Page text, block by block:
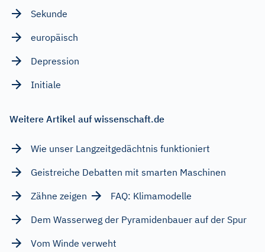
Sekunde
europäisch
Depression
Initiale
Weitere Artikel auf wissenschaft.de
Wie unser Langzeitgedächtnis funktioniert
Geistreiche Debatten mit smarten Maschinen
Zähne zeigen
FAQ: Klimamodelle
Dem Wasserweg der Pyramidenbauer auf der Spur
Vom Winde verweht